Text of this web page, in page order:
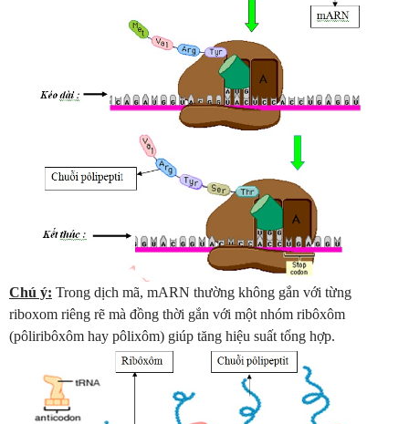
Chú ý: Trong dịch mã, mARN thường không gắn với từng
riboxom riêng rẽ mà đồng thời gắn với một nhóm ribôxôm
(pôliribôxôm hay pôlixôm) giúp tăng hiệu suất tổng hợp.